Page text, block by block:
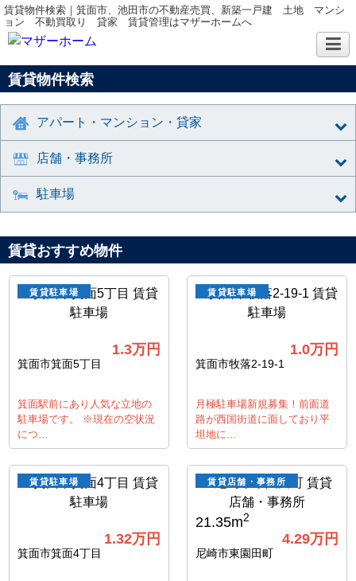
賃貸物件検索｜箕面市、池田市の不動産売買、新築一戸建 土地 マンシ
ョン 不動買取り 貸家 賃貸管理はマザーホームへ
賃貸物件検索
アパート・マンション・貸家
店舗・事務所
駐車場
賃貸おすすめ物件
賃貸駐車場
1.3万円
箕面市箕面5丁目
箕面駅前にあり人気な立地の
駐車場です。 ※現在の空状況
につ…
賃貸駐車場
1.0万円
箕面市牧落2-19-1
月極駐車場新規募集！前面道
路が西国街道に面しており平
坦地に…
賃貸駐車場
1.32万円
箕面市箕面4丁目
賃貸店舗・事務所
21.35m2
4.29万円
尼崎市東園田町